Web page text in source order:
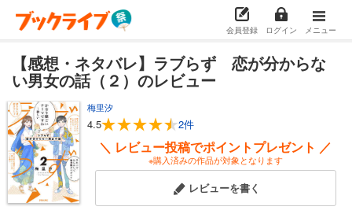
会員登録 ログイン メニュー
【感想・ネタバレ】ラブらず 恋が分からな
い男女の話（２）のレビュー
梅里汐
4.5 2件
＼ レビュー投稿でポイントプレゼント ／
※購入済みの作品が対象となります
レビューを書く